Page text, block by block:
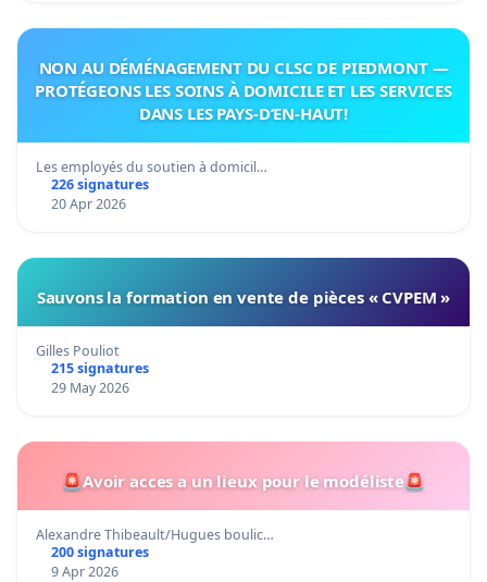
NON AU DÉMÉNAGEMENT DU CLSC DE PIEDMONT —
PROTÉGEONS LES SOINS À DOMICILE ET LES SERVICES
DANS LES PAYS-D’EN-HAUT!
Les employés du soutien à domicil…
226 signatures
20 Apr 2026
Sauvons la formation en vente de pièces « CVPEM »
Gilles Pouliot
215 signatures
29 May 2026
🚨Avoir acces a un lieux pour le modéliste🚨
Alexandre Thibeault/Hugues boulic…
200 signatures
9 Apr 2026